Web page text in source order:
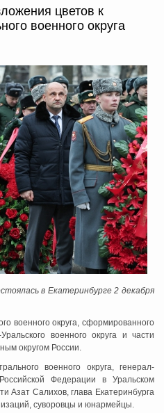
цветов к
военного округа
в Екатеринбурге 2 декабря
военного округа, сформированного
военного округа и части
округом России.
военного округа, генерал-
Федерации в Уральском
Азат Салихов, глава Екатеринбурга
суворовцы и юнармейцы.